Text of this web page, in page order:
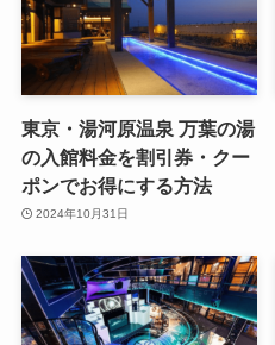
東京・湯河原温泉 万葉の湯
の入館料金を割引券・クー
ポンでお得にする方法
2024年10月31日